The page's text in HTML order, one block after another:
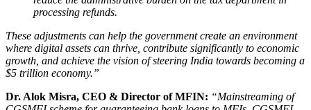
processing refunds.
These adjustments can help the government create an environment
where digital assets can thrive, contribute significantly to economic
growth, and achieve the vision of steering India towards becoming a
$5 trillion economy.”
Dr. Alok Misra, CEO & Director of MFIN: “Mainstreaming of